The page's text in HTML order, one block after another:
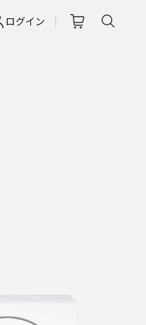
ログイン